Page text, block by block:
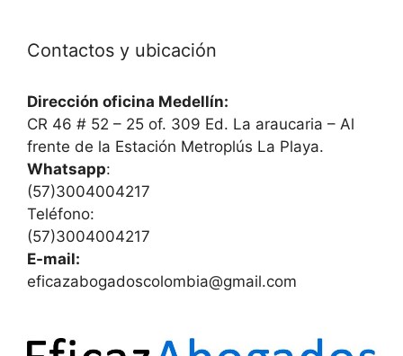
Contactos y ubicación
Dirección oficina Medellín:
CR 46 # 52 – 25 of. 309 Ed. La araucaria – Al
frente de la Estación Metroplús La Playa.
Whatsapp:
(57)3004004217
Teléfono:
(57)3004004217
E-mail:
eficazabogadoscolombia@gmail.com